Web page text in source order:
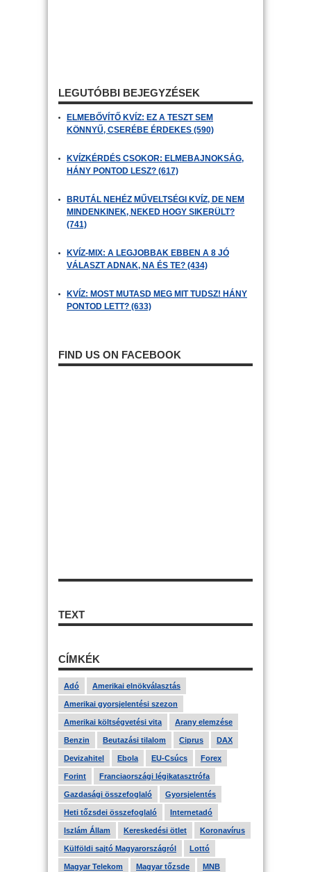
LEGUTÓBBI BEJEGYZÉSEK
ELMEBŐVÍTŐ KVÍZ: EZ A TESZT SEM
KÖNNYŰ, CSERÉBE ÉRDEKES (590)
KVÍZKÉRDÉS CSOKOR: ELMEBAJNOKSÁG,
HÁNY PONTOD LESZ? (617)
BRUTÁL NEHÉZ MŰVELTSÉGI KVÍZ, DE NEM
MINDENKINEK, NEKED HOGY SIKERÜLT?
(741)
KVÍZ-MIX: A LEGJOBBAK EBBEN A 8 JÓ
VÁLASZT ADNAK, NA ÉS TE? (434)
KVÍZ: MOST MUTASD MEG MIT TUDSZ! HÁNY
PONTOD LETT? (633)
FIND US ON FACEBOOK
TEXT
CÍMKÉK
Adó Amerikai elnökválasztás
Amerikai gyorsjelentési szezon
Amerikai költségvetési vita Arany elemzése
Benzin Beutazási tilalom Ciprus DAX
Devizahitel Ebola EU-Csúcs Forex
Forint Franciaországi légikatasztrófa
Gazdasági összefoglaló Gyorsjelentés
Heti tőzsdei összefoglaló Internetadó
Iszlám Állam Kereskedési ötlet Koronavírus
Külföldi sajtó Magyarországról Lottó
Magyar Telekom Magyar tőzsde MNB